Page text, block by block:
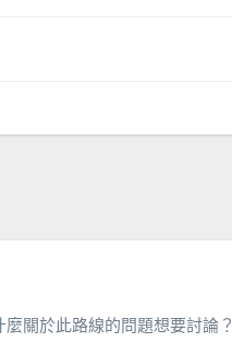
麼關於此路線的問題想要討論？